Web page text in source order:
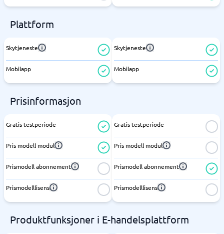
Plattform
Skytjeneste
Mobilapp
Skytjeneste
Mobilapp
Prisinformasjon
Gratis testperiode
Pris modell modul
Prismodell abonnement
Prismodelllisens
Gratis testperiode
Pris modell modul
Prismodell abonnement
Prismodelllisens
Produktfunksjoner i E-handelsplattform